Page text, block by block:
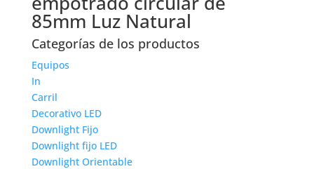
85mm Luz Natural
Categorías de los productos
Equipos
In
Carril
Decorativo LED
Downlight Fijo
Downlight fijo LED
Downlight Orientable